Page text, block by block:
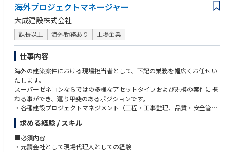
海外プロジェクトマネージャー
大成建設株式会社
課長以上 海外勤務あり 上場企業
仕事内容
海外の建築案件における現場担当者として、下記の業務を幅広くお任せい
たします。
スーパーゼネコンならではの多様なアセットタイプおよび規模の案件に携
わる事ができ、遣り甲斐のあるポジションです。
・各種建設プロジェクトマネジメント（工程・工事監理、品質・安全管
理、収支管理、発注者・専門工事業者との交渉 等）
・予算の立案/調整/経営環境/業界動向の調査/分析/予測
・日本のマネジメント部門へのレポート業務
・他の社員および現地担当者と連携した海外拠点管理 等
求める経験 / スキル
■必須内容
・元請会社として現場代理人としての経験